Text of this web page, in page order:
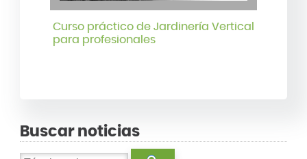
Curso práctico de Jardinería Vertical
para profesionales
Buscar noticias